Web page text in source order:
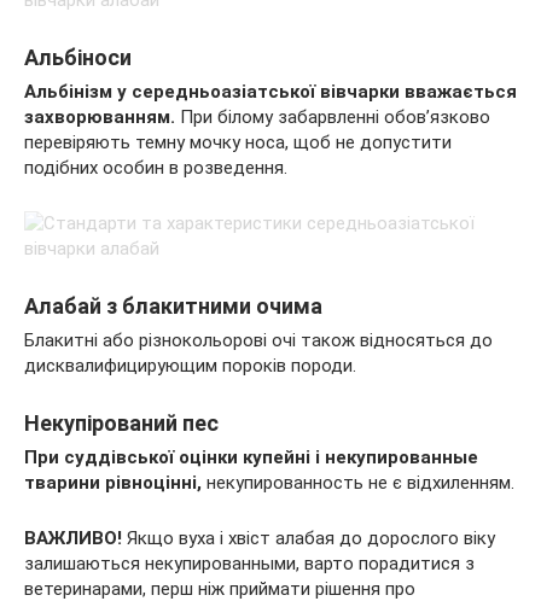
Альбіноси
Альбінізм у середньоазіатської вівчарки вважається
захворюванням. При білому забарвленні обов’язково
перевіряють темну мочку носа, щоб не допустити
подібних особин в розведення.
Алабай з блакитними очима
Блакитні або різнокольорові очі також відносяться до
дисквалифицирующим пороків породи.
Некупірований пес
При суддівської оцінки купейні і некупированные
тварини рівноцінні, некупированность не є відхиленням.
ВАЖЛИВО! Якщо вуха і хвіст алабая до дорослого віку
залишаються некупированными, варто порадитися з
ветеринарами, перш ніж приймати рішення про